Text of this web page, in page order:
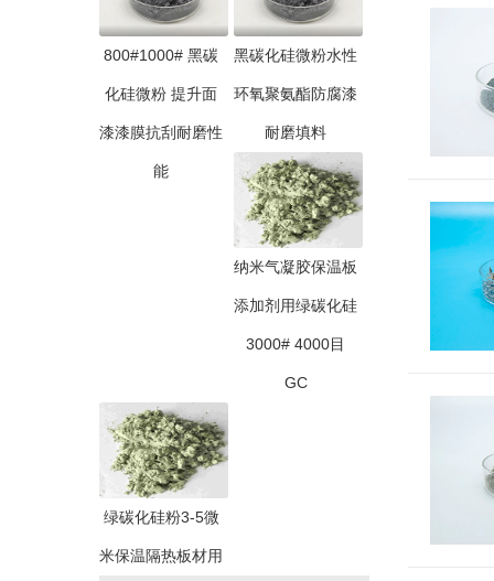
800#1000# 黑碳
化硅微粉 提升面
漆漆膜抗刮耐磨性
能
黑碳化硅微粉水性
环氧聚氨酯防腐漆
耐磨填料
纳米气凝胶保温板
添加剂用绿碳化硅
3000# 4000目
GC
绿碳化硅粉3-5微
米保温隔热板材用